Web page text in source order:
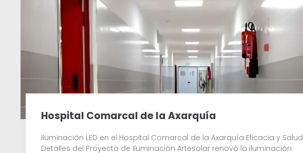
Hospital Comarcal de la Axarquía
Iluminación LED en el Hospital Comarcal de la Axarquía Eficacia y Salud
Detalles del Proyecto de Iluminación Artesolar renovó la iluminación